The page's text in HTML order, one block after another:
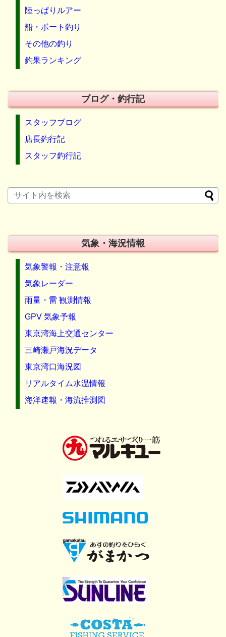
陸っぱりルアー
船・ボート釣り
その他の釣り
釣果ランキング
ブログ・釣行記
スタッフブログ
店長釣行記
スタッフ釣行記
気象・海況情報
気象警報・注意報
気象レーダー
雨量・雷 観測情報
GPV 気象予報
東京湾海上交通センター
三崎瀬戸海況データ
東京湾口海況図
リアルタイム水温情報
海洋速報・海流推測図